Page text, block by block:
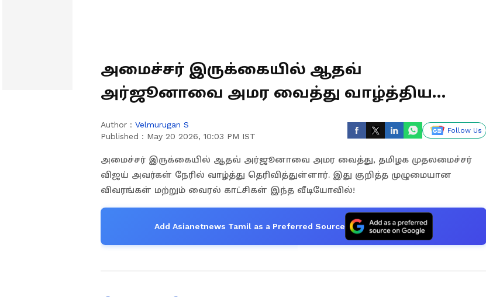
அமைச்சர் இருக்கையில் ஆதவ்
அர்ஜூனாவை அமர வைத்து வாழ்த்திய
Author : Velmurugan S
Published : May 20 2026, 10:03 PM IST
Follow Us
அமைச்சர் இருக்கையில் ஆதவ் அர்ஜூனாவை அமர வைத்து, தமிழக முதலமைச்சர்
விஜய் அவர்கள் நேரில் வாழ்த்து தெரிவித்துள்ளார். இது குறித்த முழுமையான
விவரங்கள் மற்றும் வைரல் காட்சிகள் இந்த வீடியோவில்!
Add Asianetnews Tamil as a Preferred Source